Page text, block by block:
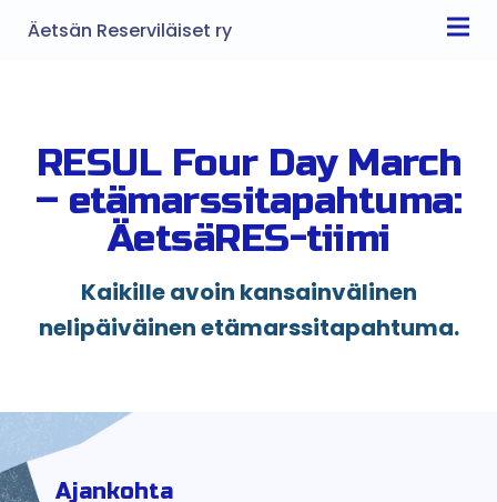
Äetsän Reserviläiset ry
RESUL Four Day March
– etämarssitapahtuma:
ÄetsäRES-tiimi
Kaikille avoin kansainvälinen
nelipäiväinen etämarssitapahtuma.
Ajankohta